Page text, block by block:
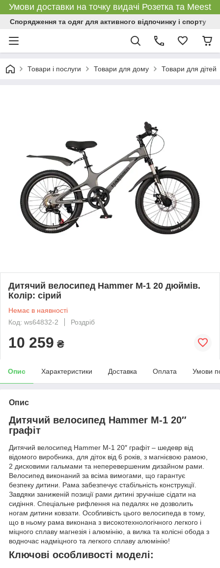
Умови доставки на точку видачі Розетка та Meest
Спорядження та одяг для активного відпочинку і спорту
Товари і послуги Товари для дому Товари для дітей
Дитячий велосипед Hammer M-1 20 дюймів.
Колір: сірий
Немає в наявності
Код: ws64832-2
Роздріб
10 259 ₴
Опис Характеристики Доставка Оплата Умови
Опис
Дитячий велосипед Hammer M-1 20″
графіт
Дитячий велосипед Hammer M-1 20″ графіт – шедевр від
відомого виробника, для діток від 6 років, з магнієвою рамою,
2 дисковими гальмами та неперевершеним дизайном рами.
Велосипед виконаний за всіма вимогами, що гарантує
безпеку дитини. Рама забезпечує стабільність конструкції.
Завдяки заниженій позиції рами дитині зручніше сідати на
сидіння. Спеціальне рифлення на педалях не дозволить
ногам дитини ковзати. Особливість цього велосипеда в тому,
що в ньому рама виконана з високотехнологічного легкого і
міцного сплаву магнезія і алюмінію, а вилка та колісні обода з
водночас надміцного та легкого сплаву алюмінію!
Ключові особливості моделі: